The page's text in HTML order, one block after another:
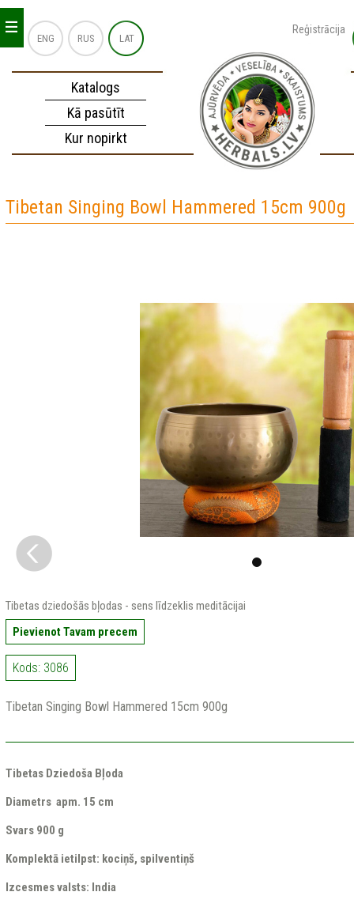
ENG RUS LAT
Reģistrācija
Katalogs
Kā pasūtīt
Kur nopirkt
_
_
_
Tibetan Singing Bowl Hammered 15cm 900g
Tibetas dziedošās bļodas - sens līdzeklis meditācijai
Pievienot Tavam precem
Kods: 3086
Tibetan Singing Bowl Hammered 15cm 900g
Tibetas Dziedoša Bļoda
Diametrs apm. 15 cm
Svars 900 g
Komplektā ietilpst: kociņš, spilventiņš
Izcesmes valsts: India